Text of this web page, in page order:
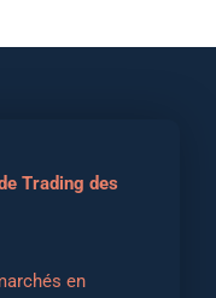
Trading des
en